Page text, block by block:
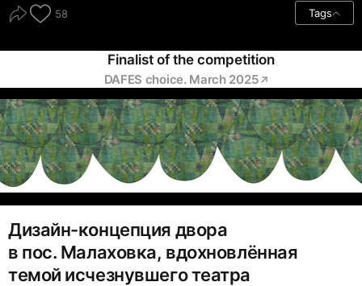
58 Tags
Finalist of the competition
DAFES choice. March 2025
Дизайн-концепция двора
в пос. Малаховка, вдохновлённая
темой исчезнувшего театра